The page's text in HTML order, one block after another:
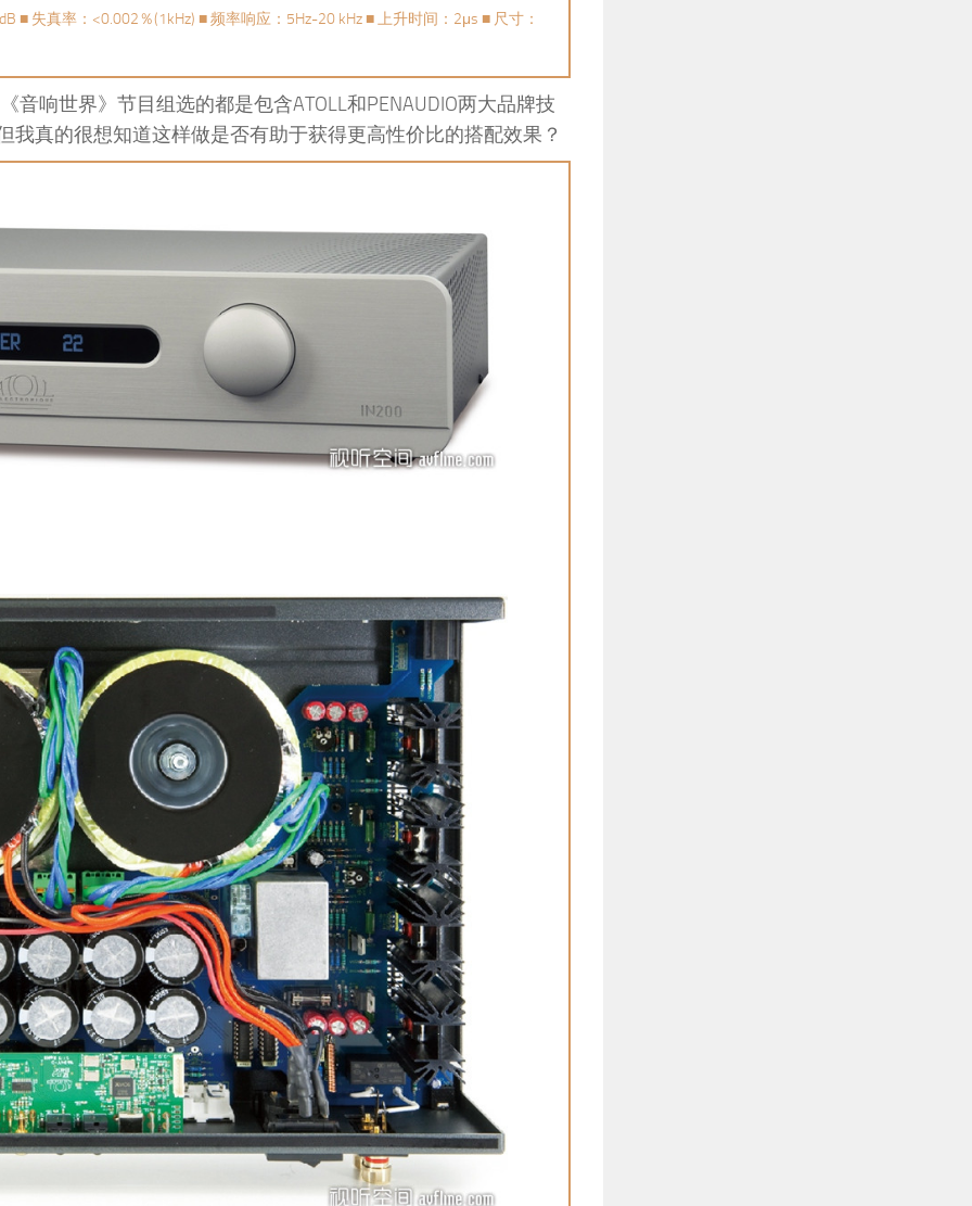
■ 失真率：<0.002％(1kHz) ■ 频率响应：5Hz-20 kHz ■ 上升时间：2μs ■ 尺寸：
响世界》节目组选的都是包含ATOLL和PENAUDIO两大品牌技
真的很想知道这样做是否有助于获得更高性价比的搭配效果？